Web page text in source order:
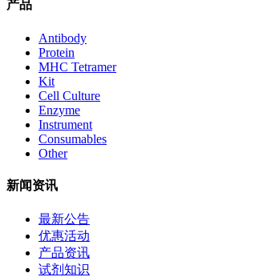
产品
Antibody
Protein
MHC Tetramer
Kit
Cell Culture
Enzyme
Instrument
Consumables
Other
新闻资讯
最新公告
优惠活动
产品资讯
试剂知识